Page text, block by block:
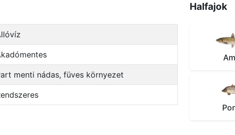
Állóvíz
Akadómentes
Part menti nádas, füves környezet
Rendszeres
Halfajok